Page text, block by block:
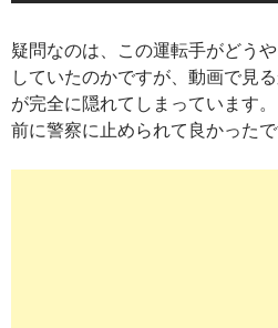
疑問なのは、この運転手がどう
していたのかですが、動画で見
が完全に隠れてしまっています
前に警察に止められて良かったで